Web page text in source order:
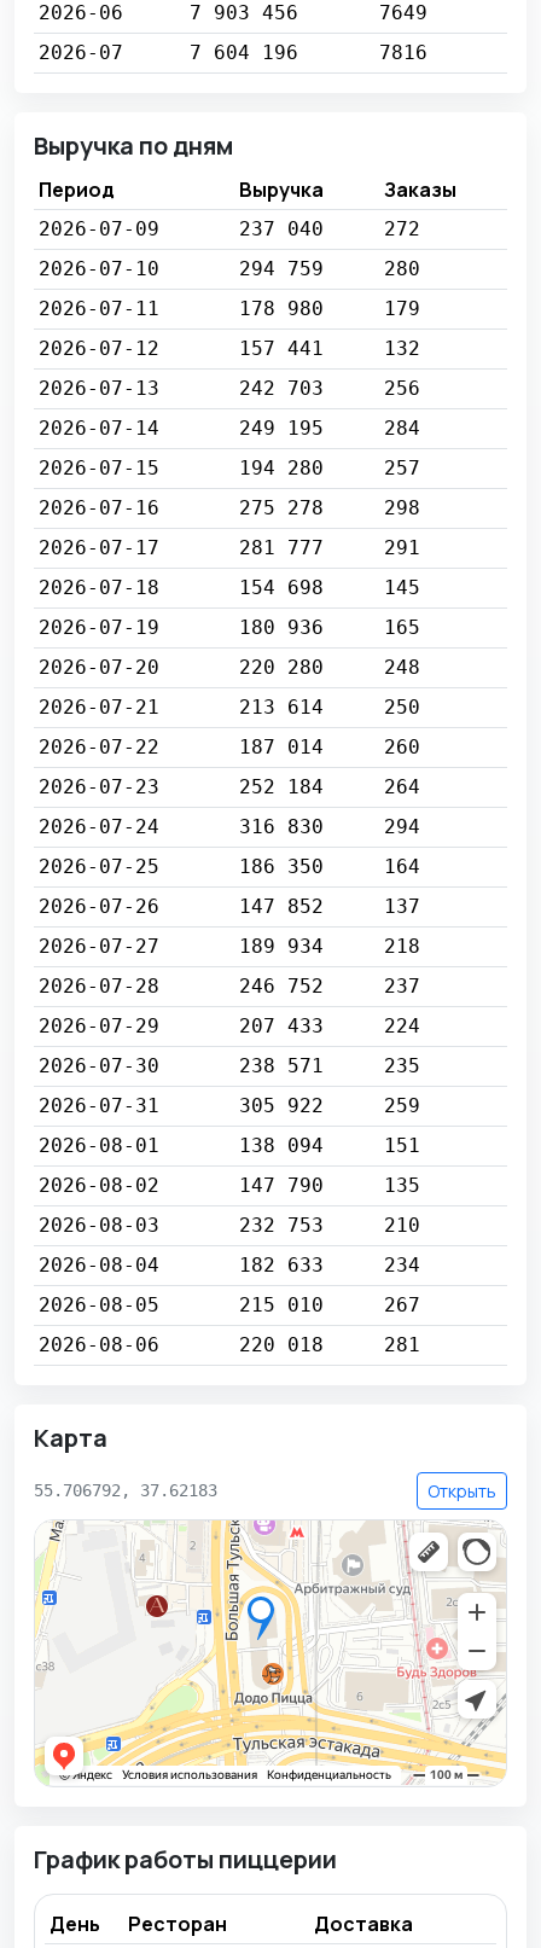
2026-06
7 903 456
7649
2026-07
7 604 196 7816
Выручка по дням
Период Выручка Заказы
2026-07-09 237 040
272
2026-07-10
294 759
280
2026-07-11
178 980
179
2026-07-12
157 441
132
2026-07-13
242 703
256
2026-07-14
249 195
284
2026-07-15
194 280
257
2026-07-16
275 278
298
2026-07-17
281 777
291
2026-07-18
154 698
145
2026-07-19
180 936
165
2026-07-20
220 280
248
2026-07-21
213 614
250
2026-07-22
187 014
260
2026-07-23
252 184
264
2026-07-24
316 830
294
2026-07-25
186 350
164
2026-07-26
147 852
137
2026-07-27
189 934
218
2026-07-28
246 752
237
2026-07-29
207 433
224
2026-07-30
238 571
235
2026-07-31
305 922
259
2026-08-01
138 094
151
2026-08-02
147 790
135
2026-08-03
232 753
210
2026-08-04
182 633
234
2026-08-05
215 010
267
2026-08-06
220 018 281
Карта
55.706792, 37.62183 Открыть
График работы пиццерии
День Ресторан Доставка